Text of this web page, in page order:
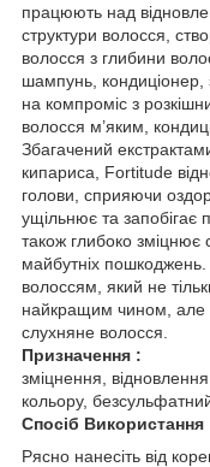
працюють над
структури волосся,
волосся з глибини
шампунь, кондиціонер,
на компроміс з
волосся м’яким,
Збагачений
кипариса, Fortitude
голови, сприяючи
ущільнює та запобігає
також глибоко зміцнює
майбутніх пошкоджень.
волоссям, який не
найкращим чином, але
слухняне волосся.
Призначення :
зміцнення,
кольору,
Спосіб Використання
Рясно нанесіть від